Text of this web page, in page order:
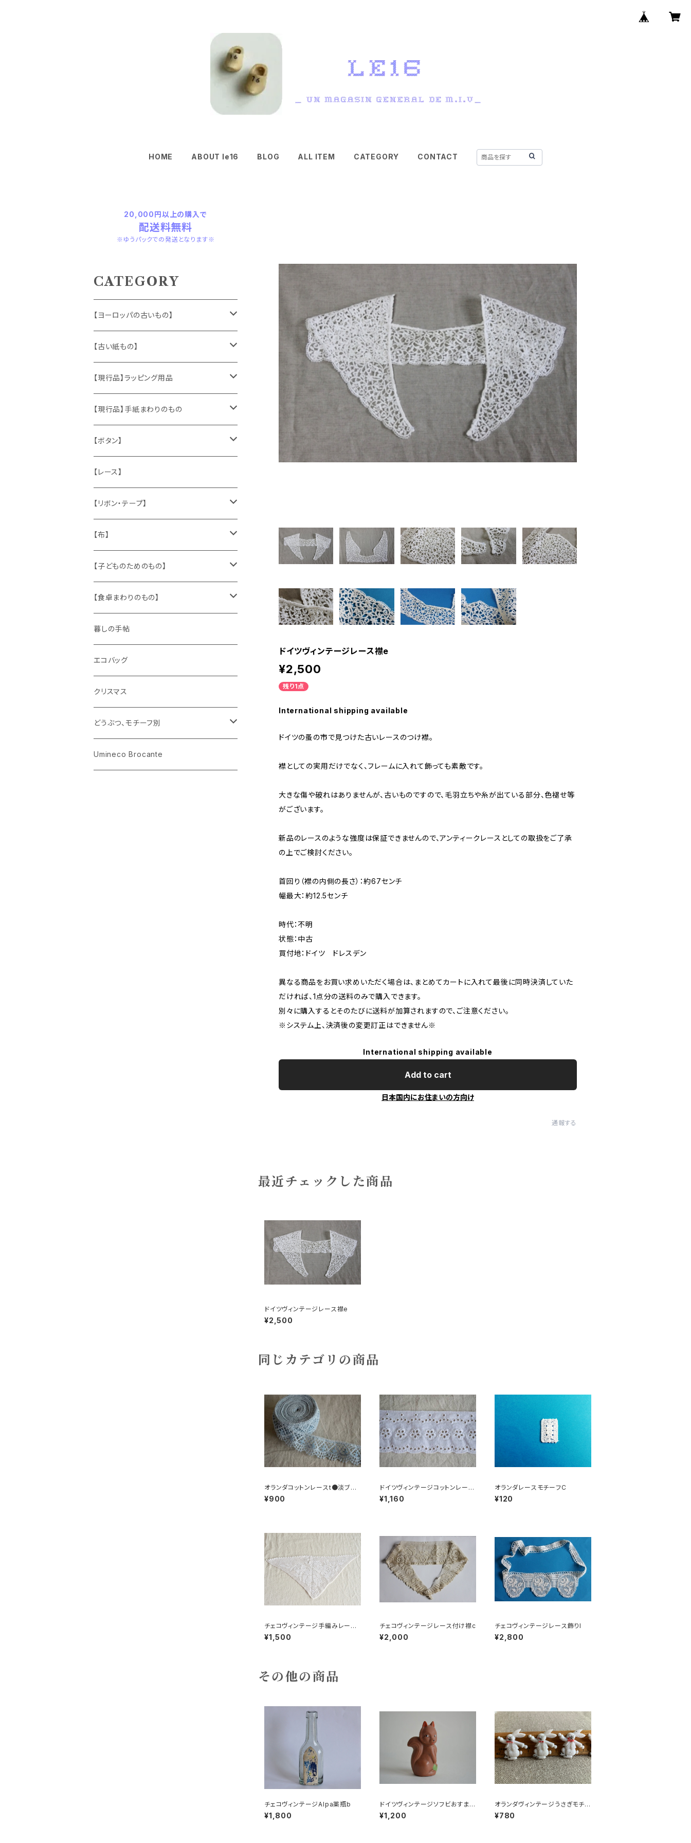
HOME ABOUT le16 BLOG ALL ITEM CATEGORY CONTACT
ドイツヴィンテージレース襟e
¥2,500
残り1点
International shipping available
ドイツの蚤の市で見つけた古いレースのつけ襟。
襟としての実用だけでなく、フレームに入れて飾っても素敵です。
大きな傷や破れはありませんが、古いものですので、毛羽立ちや糸が出ている部分、色褪せ等
がございます。
新品のレースのような強度は保証できませんので、アンティークレースとしての取扱をご了承
の上でご検討ください。
首回り（襟の内側の長さ）：約67センチ
幅最大：約12.5センチ
時代：不明
状態：中古
買付地：ドイツ ドレスデン
異なる商品をお買い求めいただく場合は、まとめてカートに入れて最後に同時決済していた
だければ、1点分の送料のみで購入できます。
別々に購入するとそのたびに送料が加算されますので、ご注意ください。
※システム上、決済後の変更訂正はできません※
International shipping available
Add to cart
日本国内にお住まいの方向け
通報する
最近チェックした商品
ドイツヴィンテージレース襟e
¥2,500
同じカテゴリの商品
オランダコットンレースt●淡ブル
ー
¥900
ドイツヴィンテージコットンレース
R●小花柄
¥1,160
オランダレースモチーフC
¥120
チェコヴィンテージ手編みレース
バラ柄三角
¥1,500
チェコヴィンテージレース付け襟c
¥2,000
チェコヴィンテージレース飾りl
¥2,800
その他の商品
チェコヴィンテージAlpa薬瓶b
¥1,800
ドイツヴィンテージソフビおすまし
ネコ？32
¥1,200
オランダヴィンテージうさぎモチー
フプラパーツ30個セットb6
¥780
20,000円以上の購入で
配送料無料
※ゆうパックでの発送となります※
CATEGORY
【ヨーロッパの古いもの】
ヴィンテージアクセサリー
おもちゃ、ぬいぐるみ
くま、テディベア
うさぎ
キャラクター
ピノキオ
ヴィンテージファブリック
ハンドメイド製品
お部屋に飾るもの
メタル製品
缶、箱
陶磁器
文房具
木製品
ミニチュア、ドールハウス
【古い紙もの】
切手、FDC
ポストカード、カレンダー
マッチラベル、食品ラベル
蔵書票、荷札、ビュバー、伝票
シール、ステッカー、クロモス
袋、箱、ナプキン、コースター
パズル、ゲーム
古本、古雑誌、古えほん
古レコード
古せっけん
ラッピングペーパー、壁紙
【現行品】ラッピング用品
伝票、タグ、シール
袋、ラッピングペーパー
ひも、テープ
【現行品】手紙まわりのもの
封筒、ポストカード
切手
スタンプ
文房具
【ボタン】
木
貝
メタル
ガラス
プラスチック
紙
【レース】
【リボン・テープ】
チロルテープ・イニシャルテープ
トリム
ワッペン
【布】
キッチンクロス、ナプキン
ニット
布地
【子どものためのもの】
身に着けるもの
【食卓まわりのもの】
ガラス
花びん
小物入れ
陶磁器
カップアンドソーサー
プレート
木製品
ホーロー
メタル
暮しの手帖
エコバッグ
クリスマス
どうぶつ、モチーフ別
くま、ベア
Umineco Brocante